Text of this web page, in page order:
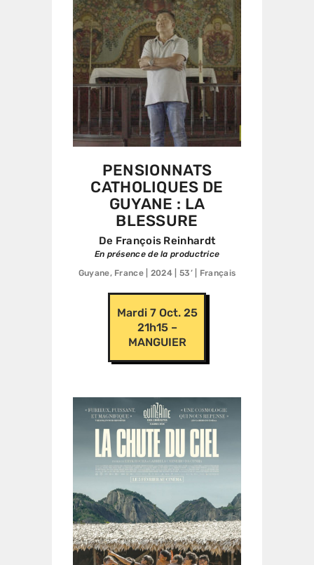
PENSIONNATS
CATHOLIQUES DE
GUYANE : LA
BLESSURE
De François Reinhardt
En présence de la productrice
Guyane, France | 2024 | 53’ | Français
Mardi 7 Oct. 25
21h15 –
MANGUIER